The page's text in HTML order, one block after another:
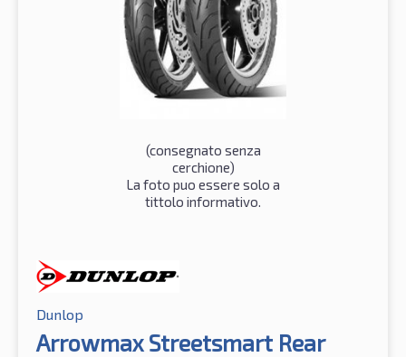
(consegnato senza
cerchione)
La foto puo essere solo a
tittolo informativo.
Dunlop
Arrowmax Streetsmart Rear